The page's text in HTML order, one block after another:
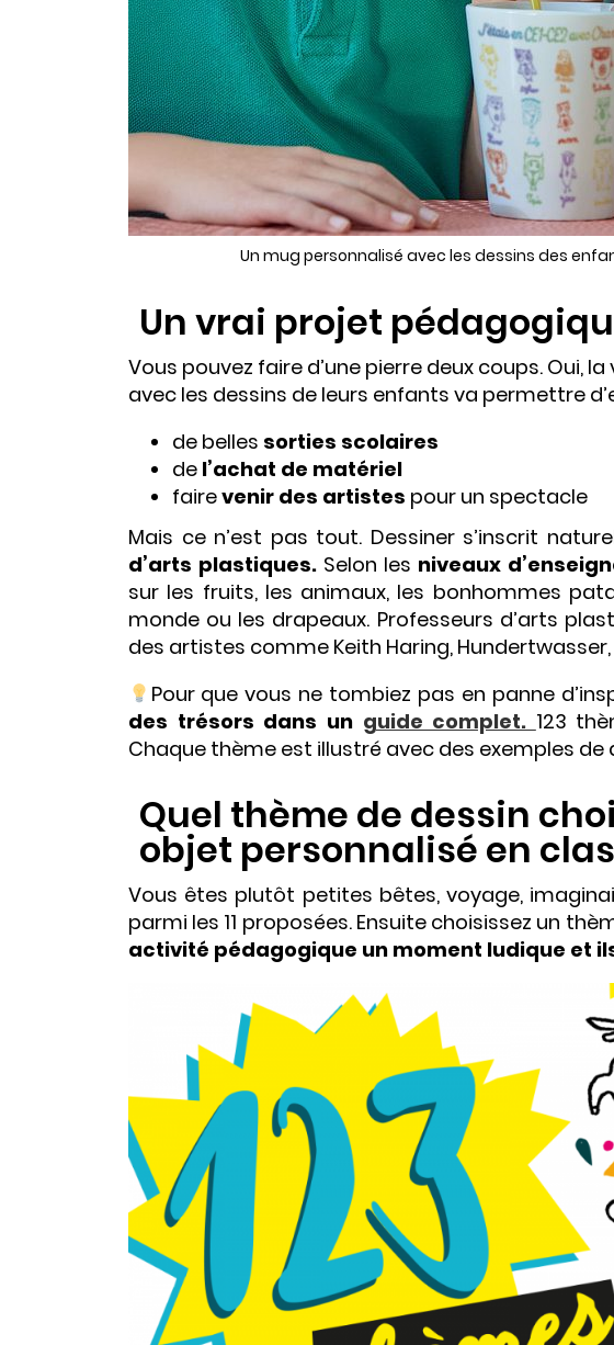
Un mug personnalisé avec les dessins des
Un vrai projet
Vous pouvez faire d’une pierre deux coups. Oui,
avec les dessins de leurs enfants va permettre
de belles sorties scolaires
de l’achat de matériel
fairevenir des artistes pour un spectacle
Mais ce n’est pas tout. Dessiner s’inscrit
d’arts plastiques.Selon les niveaux
sur les fruits, les animaux, les bonhommes
monde ou les drapeaux. Professeurs d’arts
des artistes comme Keith Haring,
Pour que vous ne tombiez pas en panne
des trésors dans un guide complet. 123
Chaque thème est illustré avec des exemples de
Quel thème de dessin
objet personnalisé en
Vous êtes plutôt petites bêtes, voyage,
parmi les 11 proposées. Ensuite choisissez un
activité pédagogique un moment ludique et